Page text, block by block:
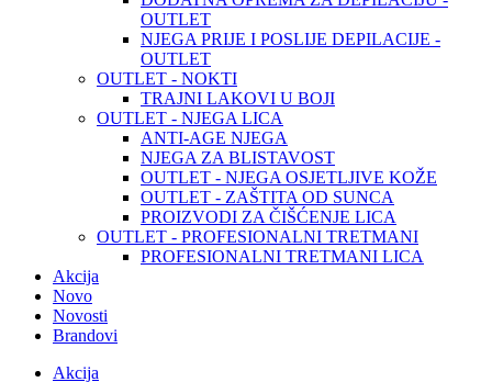
OUTLET
NJEGA PRIJE I POSLIJE DEPILACIJE -
OUTLET
OUTLET - NOKTI
TRAJNI LAKOVI U BOJI
OUTLET - NJEGA LICA
ANTI-AGE NJEGA
NJEGA ZA BLISTAVOST
OUTLET - NJEGA OSJETLJIVE KOŽE
OUTLET - ZAŠTITA OD SUNCA
PROIZVODI ZA ČIŠĆENJE LICA
OUTLET - PROFESIONALNI TRETMANI
PROFESIONALNI TRETMANI LICA
Akcija
Novo
Novosti
Brandovi
Akcija